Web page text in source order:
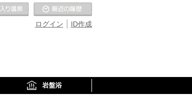
ID作成
ログイン
お気に入りの温泉
岩盤浴